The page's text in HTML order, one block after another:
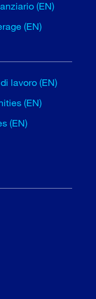
(EN)
(EN)
lavoro (EN)
(EN)
(EN)